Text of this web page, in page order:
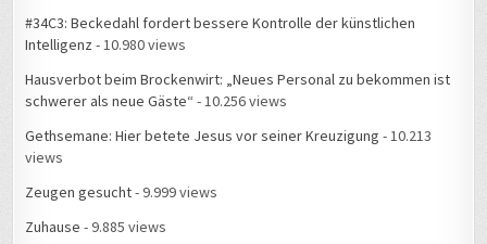
#34C3: Beckedahl fordert bessere Kontrolle der künstlichen
Intelligenz - 10.980 views
Hausverbot beim Brockenwirt: „Neues Personal zu bekommen ist
schwerer als neue Gäste“ - 10.256 views
Gethsemane: Hier betete Jesus vor seiner Kreuzigung - 10.213
views
Zeugen gesucht- 9.999 views
Zuhause - 9.885 views